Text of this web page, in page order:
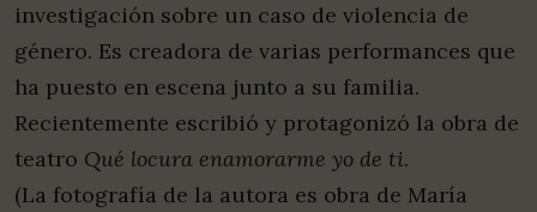
investigación sobre un caso de violencia de
género. Es creadora de varias performances que
ha puesto en escena junto a su familia.
Recientemente escribió y protagonizó la obra de
teatro Qué locura enamorarme yo de ti.
(La fotografía de la autora es obra de María